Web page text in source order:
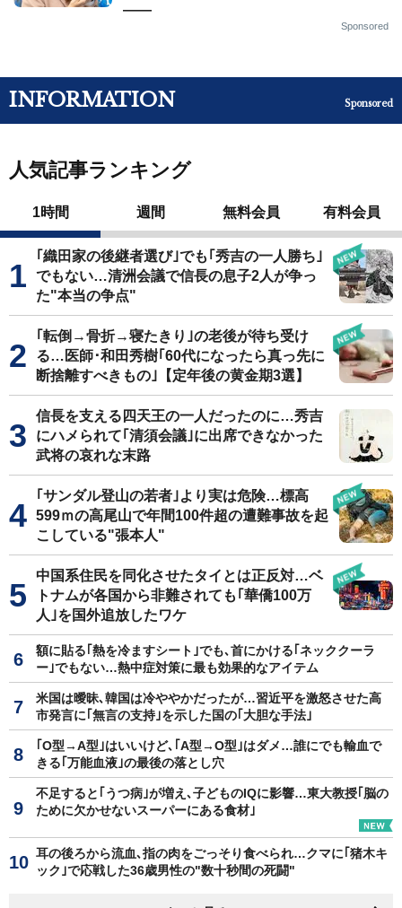
——
Sponsored
INFORMATION Sponsored
人気記事ランキング
1時間 週間 無料会員 有料会員
｢織田家の後継者選び｣でも｢秀吉の一人勝ち｣
でもない…清洲会議で信長の息子2人が争っ
た"本当の争点"
｢転倒→骨折→寝たきり｣の老後が待ち受け
る…医師･和田秀樹｢60代になったら真っ先に
断捨離すべきもの｣【定年後の黄金期3選】
信長を支える四天王の一人だったのに…秀吉
にハメられて｢清須会議｣に出席できなかった
武将の哀れな末路
｢サンダル登山の若者｣より実は危険…標高
599ｍの高尾山で年間100件超の遭難事故を起
こしている"張本人"
中国系住民を同化させたタイとは正反対…ベ
トナムが各国から非難されても｢華僑100万
人｣を国外追放したワケ
額に貼る｢熱を冷ますシート｣でも､首にかける｢ネッククーラ
ー｣でもない…熱中症対策に最も効果的なアイテム
米国は曖昧､韓国は冷ややかだったが…習近平を激怒させた高
市発言に｢無言の支持｣を示した国の｢大胆な手法｣
｢O型→A型｣はいいけど､｢A型→O型｣はダメ…誰にでも輸血で
きる｢万能血液｣の最後の落とし穴
不足すると｢うつ病｣が増え､子どものIQに影響…東大教授｢脳の
ために欠かせないスーパーにある食材｣
耳の後ろから流血､指の肉をごっそり食べられ…クマに｢猪木キ
ック｣で応戦した36歳男性の"数十秒間の死闘"